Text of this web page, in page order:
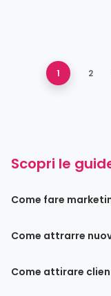
1 2
Scopri le
Come fare
Come attrarre
Come attirare